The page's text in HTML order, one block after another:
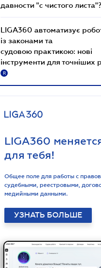
давности "с чистого листа"?
LIGA360 автоматизує
із законами та
судовою практикою: нові
інструменти для точніших
R
LIGA360
для тебя!
Общее поле для работы с
судебными, реестровыми,
медийными данными.
УЗНАТЬ БОЛЬШЕ